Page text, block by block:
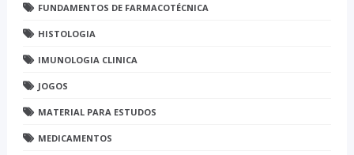
FUNDAMENTOS DE FARMACOTÉCNICA
HISTOLOGIA
IMUNOLOGIA CLINICA
JOGOS
MATERIAL PARA ESTUDOS
MEDICAMENTOS